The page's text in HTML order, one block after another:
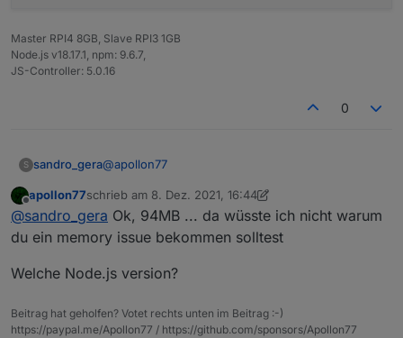
Master RPI4 8GB, Slave RPI3 1GB
Node.js v18.17.1, npm: 9.6.7,
JS-Controller: 5.0.16
0
S sandro_gera@apollon77
Offline
apollon77schrieb am 8. Dez. 2021, 16:44
zuletzt editiert von apollon7712. Aug. 2021, 17:45
@sandro_gera Ok, 94MB ... da wüsste ich nicht warum
du ein memory issue bekommen solltest
Welche Node.js version?
Beitrag hat geholfen? Votet rechts unten im Beitrag :-)
https://paypal.me/Apollon77 / https://github.com/sponsors/Apollon77